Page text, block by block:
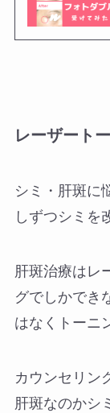
レーザート
シミ・肝斑に
しずつシミを
肝斑治療はレ
グでしかでき
はなくトーニ
カウンセリン
肝斑なのかシ